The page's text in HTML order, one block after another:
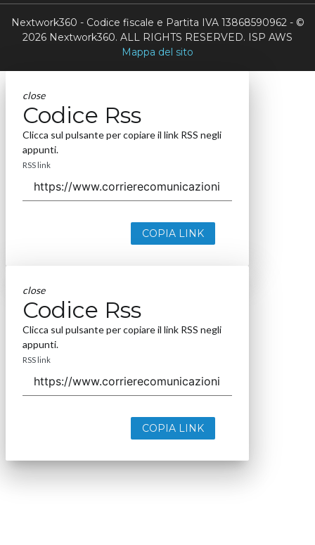
Nextwork360 - Codice fiscale e Partita IVA 13868590962 - ©
2026 Nextwork360. ALL RIGHTS RESERVED. ISP AWS
Mappa del sito
close
Codice Rss
Clicca sul pulsante per copiare il link RSS negli
appunti.
RSS link
COPIA LINK
close
Codice Rss
Clicca sul pulsante per copiare il link RSS negli
appunti.
RSS link
COPIA LINK